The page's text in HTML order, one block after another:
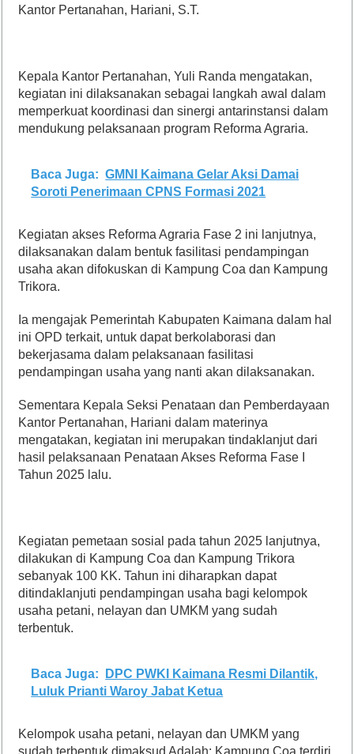
Kantor Pertanahan, Hariani, S.T.
Kepala Kantor Pertanahan, Yuli Randa mengatakan,
kegiatan ini dilaksanakan sebagai langkah awal dalam
memperkuat koordinasi dan sinergi antarinstansi dalam
mendukung pelaksanaan program Reforma Agraria.
Baca Juga: GMNI Kaimana Gelar Aksi Damai
Soroti Penerimaan CPNS Formasi 2021
Kegiatan akses Reforma Agraria Fase 2 ini lanjutnya,
dilaksanakan dalam bentuk fasilitasi pendampingan
usaha akan difokuskan di Kampung Coa dan Kampung
Trikora.
Ia mengajak Pemerintah Kabupaten Kaimana dalam hal
ini OPD terkait, untuk dapat berkolaborasi dan
bekerjasama dalam pelaksanaan fasilitasi
pendampingan usaha yang nanti akan dilaksanakan.
Sementara Kepala Seksi Penataan dan Pemberdayaan
Kantor Pertanahan, Hariani dalam materinya
mengatakan, kegiatan ini merupakan tindaklanjut dari
hasil pelaksanaan Penataan Akses Reforma Fase I
Tahun 2025 lalu.
Kegiatan pemetaan sosial pada tahun 2025 lanjutnya,
dilakukan di Kampung Coa dan Kampung Trikora
sebanyak 100 KK. Tahun ini diharapkan dapat
ditindaklanjuti pendampingan usaha bagi kelompok
usaha petani, nelayan dan UMKM yang sudah
terbentuk.
Baca Juga:
DPC PWKI Kaimana Resmi Dilantik,
Luluk Prianti Waroy Jabat Ketua
Kelompok usaha petani, nelayan dan UMKM yang
sudah terbentuk dimaksud Adalah; Kampung Coa terdiri